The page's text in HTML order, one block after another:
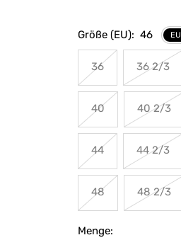
Größe (EU): 46 EU
36 36 2/3
40 40 2/3
44 44 2/3
48 48 2/3
Menge: